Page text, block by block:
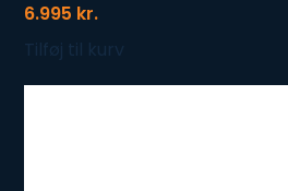
6.995 kr.
Tilføj til kurv